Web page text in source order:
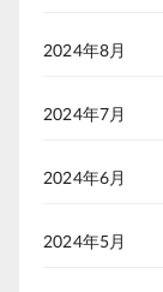
2024年8月
2024年7月
2024年6月
2024年5月